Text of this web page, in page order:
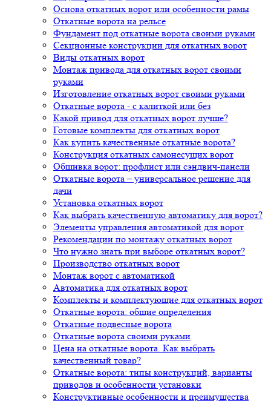
Основа откатных ворот или особенности рамы
Откатные ворота на рельсе
Фундамент под откатные ворота своими руками
Секционные конструкции для откатных ворот
Виды откатных ворот
Монтаж привода для откатных ворот своими
руками
Изготовление откатных ворот своими руками
Откатные ворота - с калиткой или без
Какой привод для откатных ворот лучше?
Готовые комплекты для откатных ворот
Как купить качественные откатные ворота?
Конструкция откатных самонесущих ворот
Обшивка ворот: профлист или сэндвич-панели
Откатные ворота – универсальное решение для
дачи
Установка откатных ворот
Как выбрать качественную автоматику для ворот?
Элементы управления автоматикой для ворот
Рекомендации по монтажу откатных ворот
Что нужно знать при выборе откатных ворот?
Производство откатных ворот
Монтаж ворот с автоматикой
Автоматика для откатных ворот
Комплекты и комплектующие для откатных ворот
Откатные ворота: общие определения
Откатные подвесные ворота
Откатные ворота своими руками
Цена на откатные ворота. Как выбрать
качественный товар?
Откатные ворота: типы конструкций, варианты
приводов и особенности установки
Конструктивные особенности и преимущества